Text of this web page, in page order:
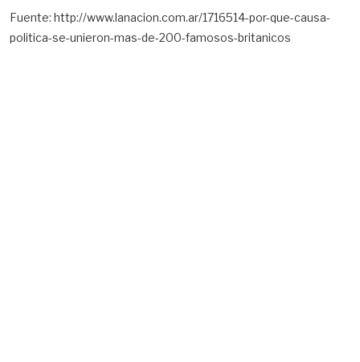
Fuente: http://www.lanacion.com.ar/1716514-por-que-causa-
politica-se-unieron-mas-de-200-famosos-britanicos